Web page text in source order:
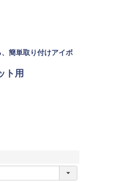
簡単取り付けアイボ
ト用